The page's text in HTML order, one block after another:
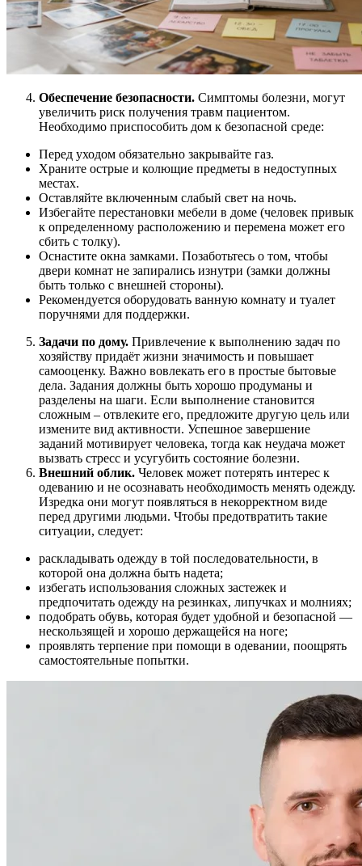
Обеспечение безопасности. Симптомы болезни, могут
увеличить риск получения травм пациентом.
Необходимо приспособить дом к безопасной среде:
Перед уходом обязательно закрывайте газ.
Храните острые и колющие предметы в недоступных
местах.
Оставляйте включенным слабый свет на ночь.
Избегайте перестановки мебели в доме (человек привык
к определенному расположению и перемена может его
сбить с толку).
Оснастите окна замками. Позаботьтесь о том, чтобы
двери комнат не запирались изнутри (замки должны
быть только с внешней стороны).
Рекомендуется оборудовать ванную комнату и туалет
поручнями для поддержки.
Задачи по дому. Привлечение к выполнению задач по
хозяйству придаёт жизни значимость и повышает
самооценку. Важно вовлекать его в простые бытовые
дела. Задания должны быть хорошо продуманы и
разделены на шаги. Если выполнение становится
сложным – отвлеките его, предложите другую цель или
измените вид активности. Успешное завершение
заданий мотивирует человека, тогда как неудача может
вызвать стресс и усугубить состояние болезни.
Внешний облик. Человек может потерять интерес к
одеванию и не осознавать необходимость менять одежду.
Изредка они могут появляться в некорректном виде
перед другими людьми. Чтобы предотвратить такие
ситуации, следует:
раскладывать одежду в той последовательности, в
которой она должна быть надета;
избегать использования сложных застежек и
предпочитать одежду на резинках, липучках и молниях;
подобрать обувь, которая будет удобной и безопасной —
нескользящей и хорошо держащейся на ноге;
проявлять терпение при помощи в одевании, поощрять
самостоятельные попытки.